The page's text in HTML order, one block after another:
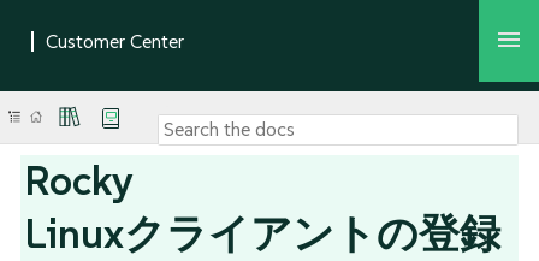
Rocky
Linuxクライアントの登録